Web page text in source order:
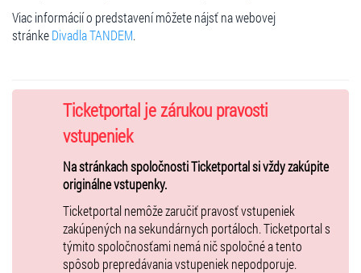
Viac informácií o predstavení môžete nájsť na webovej
stránkeDivadla TANDEM.
Ticketportal je zárukou pravosti
vstupeniek
Na stránkach spoločnosti Ticketportal si vždy zakúpite
originálne vstupenky.
Ticketportal nemôže zaručiť pravosť vstupeniek
zakúpených na sekundárnych portáloch. Ticketportal s
týmito spoločnosťami nemá nič spoločné a tento
spôsob prepredávania vstupeniek nepodporuje.